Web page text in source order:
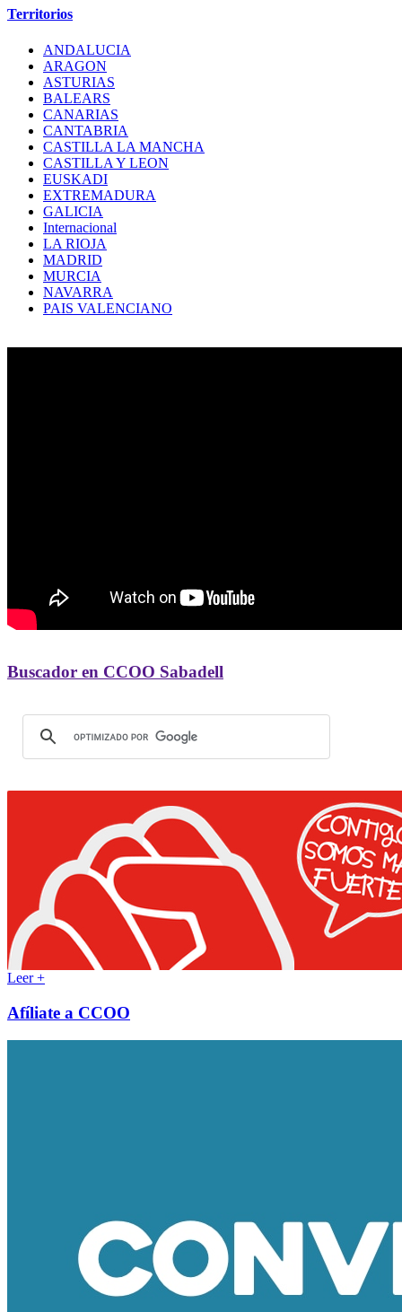
Territorios
ANDALUCIA
ARAGON
ASTURIAS
BALEARS
CANARIAS
CANTABRIA
CASTILLA LA MANCHA
CASTILLA Y LEON
EUSKADI
EXTREMADURA
GALICIA
Internacional
LA RIOJA
MADRID
MURCIA
NAVARRA
PAIS VALENCIANO
Buscador en CCOO Sabadell
Leer +
Afíliate a CCOO